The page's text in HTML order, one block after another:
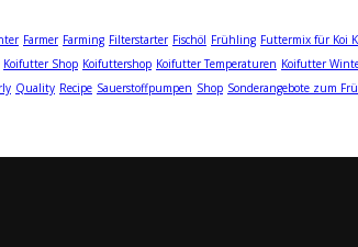
Farmer Farming Filterstarter Fischöl Frühling Futtermix für Koi
Koifutter Shop Koifuttershop Koifutter Temperaturen Koifutter
Quality Recipe Sauerstoffpumpen Shop Sonderangebote zum